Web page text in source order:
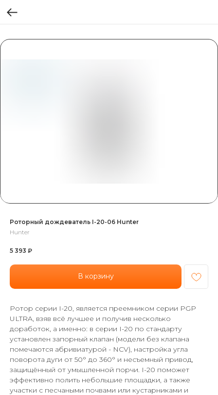
Роторный дождеватель I-20-06 Hunter
Hunter
5 393 ₽
В корзину
Ротор серии I-20, является преемником серии PGP
ULTRA, взяв всё лучшее и получив несколько
доработок, а именно: в серии I-20 по стандарту
установлен запорный клапан (модели без клапана
помечаются абривиатурой - NCV), настройка угла
поворота дуги от 50° до 360° и несъемный привод,
защищённый от умышленной порчи. I-20 поможет
эффективно полить небольшие площадки, а также
участки с песчаными почвами или кустарниками и